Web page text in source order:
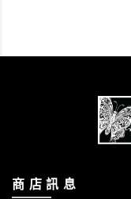
商 店 訊 息